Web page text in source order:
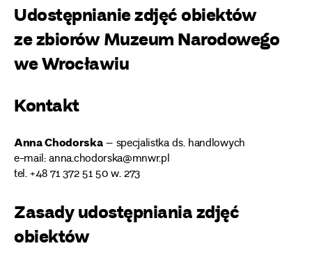
Udostępnianie zdjęć obiektów
ze zbiorów Muzeum Narodowego
we Wrocławiu
Kontakt
Anna Chodorska– specjalistka ds. handlowych
e-mail: anna.chodorska@mnwr.pl
tel. +48 71 372 51 50 w. 273
Zasady udostępniania zdjęć
obiektów